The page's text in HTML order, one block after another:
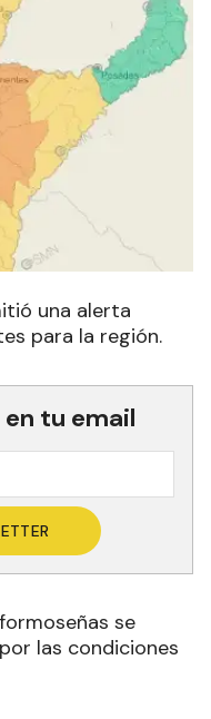
una alerta
para la región.
tu email
se
las condiciones